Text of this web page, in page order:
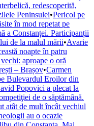
redescoperită,
Peninsulei•Pericol pe
în mod repetat pe
a Constanței. Participanții
de la malul mării•Avarie
noapte în patru
aproape o oră
– Brașov•Carmen
Bulevardul Eroilor din
Popovici a plecat la
de o săptămână.
atât de mult încât vechiul
au o ocazie